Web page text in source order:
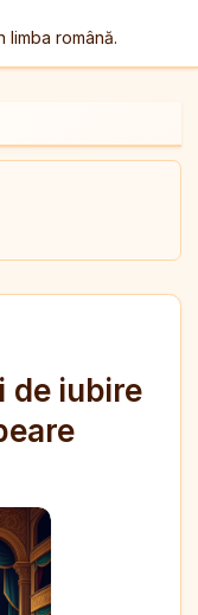
română.
de iubire de William
ul
de iubire